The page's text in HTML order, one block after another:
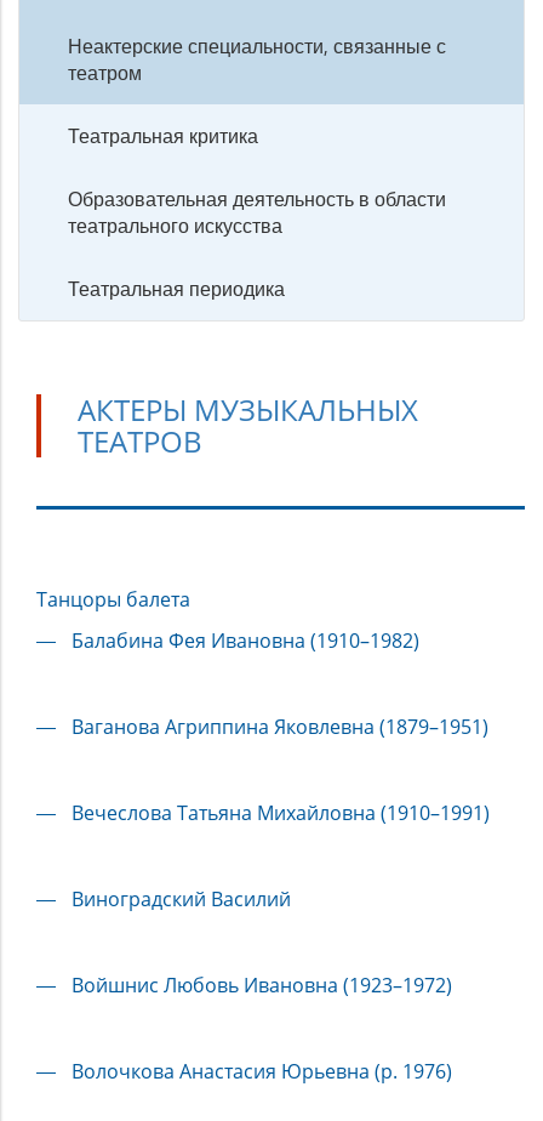
Неактерские специальности, связанные с
театром
Театральная критика
Образовательная деятельность в области
театрального искусства
Театральная периодика
АКТЕРЫ МУЗЫКАЛЬНЫХ
ТЕАТРОВ
музыкальных
театров
Танцоры балета
Балабина Фея Ивановна (1910–1982)
Ваганова Агриппина Яковлевна (1879–1951)
Вечеслова Татьяна Михайловна (1910–1991)
Виноградский Василий
Войшнис Любовь Ивановна (1923–1972)
Волочкова Анастасия Юрьевна (р. 1976)